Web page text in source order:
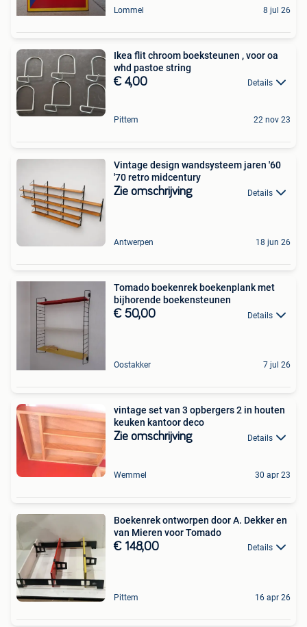
Lommel 8 jul 26
Ikea flit chroom boeksteunen , voor oa
whd pastoe string
€ 4,00 Details
Pittem 22 nov 23
Vintage design wandsysteem jaren '60
'70 retro midcentury
Zie omschrijving Details
Antwerpen 18 jun 26
Tomado boekenrek boekenplank met
bijhorende boekensteunen
€ 50,00 Details
Oostakker 7 jul 26
vintage set van 3 opbergers 2 in houten
keuken kantoor deco
Zie omschrijving Details
Wemmel 30 apr 23
Boekenrek ontworpen door A. Dekker en
van Mieren voor Tomado
€ 148,00 Details
Pittem 16 apr 26